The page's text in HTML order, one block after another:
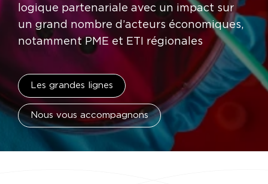
logique partenariale avec un impact sur
un grand nombre d’acteurs économiques,
notamment PME et ETI régionales
Les grandes lignes
Nous vous accompagnons